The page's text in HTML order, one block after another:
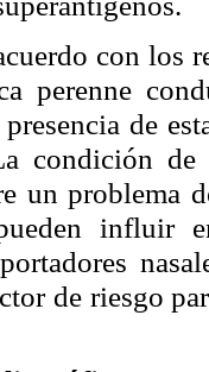
con los
perenne
de
condición
un problema
influir
de riesgo